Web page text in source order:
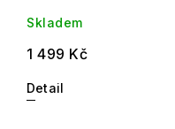
Skladem
1 499 Kč
Detail